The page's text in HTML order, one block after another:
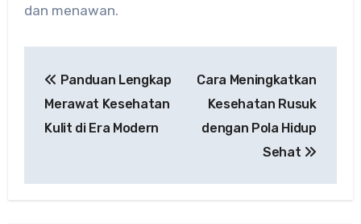
dan menawan.
navigation
Panduan Lengkap
Merawat Kesehatan
Kulit di Era Modern
Cara Meningkatkan
Kesehatan Rusuk
dengan Pola Hidup
Sehat